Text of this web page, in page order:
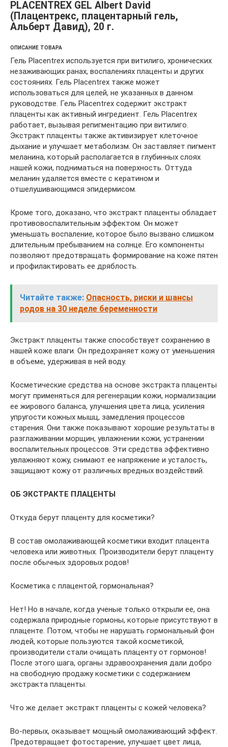
PLACENTREX GEL Albert David
(Плацентрекс, плацентарный гель,
Альберт Давид), 20 г.
ОПИСАНИЕ ТОВАРА
Гель Placentrex используется при витилиго, хронических
незаживающих ранах, воспалениях плаценты и других
состояниях. Гель Placentrex также может
использоваться для целей, не указанных в данном
руководстве. Гель Placentrex содержит экстракт
плаценты как активный ингредиент. Гель Placentrex
работает, вызывая репигментацию при витилиго.
Экстракт плаценты также активизирует клеточное
дыхание и улучшает метаболизм. Он заставляет пигмент
меланина, который располагается в глубинных слоях
нашей кожи, подниматься на поверхность. Оттуда
меланин удаляется вместе с кератином и
отшелушивающимся эпидермисом.
Кроме того, доказано, что экстракт плаценты обладает
противовоспалительным эффектом. Он может
уменьшать воспаление, которое было вызвано слишком
длительным пребыванием на солнце. Его компоненты
позволяют предотвращать формирование на коже пятен
и профилактировать ее дряблость.
Читайте также: Опасность, риски и шансы
родов на 30 неделе беременности
Экстракт плаценты также способствует сохранению в
нашей коже влаги. Он предохраняет кожу от уменьшения
в объеме, удерживая в ней воду.
Косметические средства на основе экстракта плаценты
могут применяться для регенерации кожи, нормализации
ее жирового баланса, улучшения цвета лица, усиления
упругости кожных мышц, замедления процессов
старения. Они также показывают хорошие результаты в
разглаживании морщин, увлажнении кожи, устранении
воспалительных процессов. Эти средства эффективно
увлажняют кожу, снимают ее напряжение и усталость,
защищают кожу от различных вредных воздействий.
ОБ ЭКСТРАКТЕ ПЛАЦЕНТЫ
Откуда берут плаценту для косметики?
В состав омолаживающей косметики входит плацента
человека или животных. Производители берут плаценту
после обычных здоровых родов!
Косметика с плацентой, гормональная?
Нет! Но в начале, когда ученые только открыли ее, она
содержала природные гормоны, которые присутствуют в
плаценте. Потом, чтобы не нарушать гормональный фон
людей, которые пользуются такой косметикой,
производители стали очищать плаценту от гормонов!
После этого шага, органы здравоохранения дали добро
на свободную продажу косметики с содержанием
экстракта плаценты.
Что же делает экстракт плаценты с кожей человека?
Во-первых, оказывает мощный омолаживающий эффект.
Предотвращает фотостарение, улучшает цвет лица,